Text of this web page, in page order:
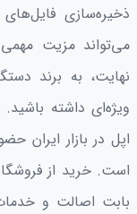
ذخیره‌سازی
می‌تواند مزیت
نهایت، به برند
ویژه‌ای داشته
اپل در بازار ایران
است. خرید از
بابت اصالت و